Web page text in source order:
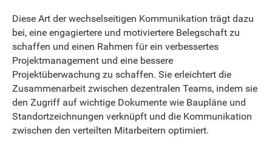
Diese Art der wechselseitigen Kommunikation trägt dazu
bei, eine engagiertere und motiviertere Belegschaft zu
schaffen und einen Rahmen für ein verbessertes
Projektmanagement und eine bessere
Projektüberwachung zu schaffen. Sie erleichtert die
Zusammenarbeit zwischen dezentralen Teams, indem sie
den Zugriff auf wichtige Dokumente wie Baupläne und
Standortzeichnungen verknüpft und die Kommunikation
zwischen den verteilten Mitarbeitern optimiert.